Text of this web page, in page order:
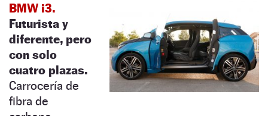
BMW i3.
Futurista y
diferente, pero
con solo
cuatro plazas.
Carrocería de
fibra de